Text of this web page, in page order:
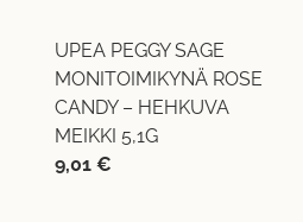
UPEA PEGGY SAGE
MONITOIMIKYNÄ ROSE
CANDY – HEHKUVA
MEIKKI 5,1G
9,01 €